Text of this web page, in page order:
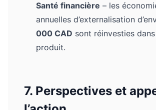
Santé financière – les
annuelles d’externalisation
000 CAD sont réinvesties dans
produit.
7. Perspectives et